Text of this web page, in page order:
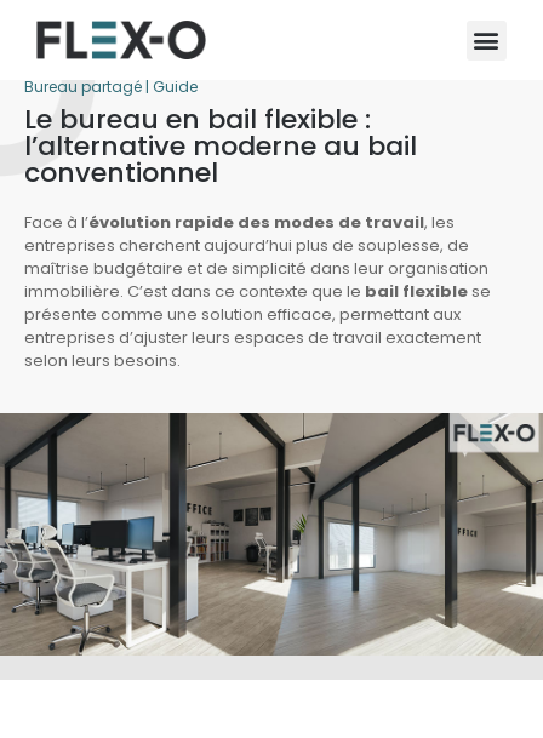
Bureau partagé| Guide
Le bureau en bail flexible :
l’alternative moderne au bail
conventionnel
Face à l’évolution rapide des modes de travail, les
entreprises cherchent aujourd’hui plus de souplesse, de
maîtrise budgétaire et de simplicité dans leur organisation
immobilière. C’est dans ce contexte que le bail flexible se
présente comme une solution efficace, permettant aux
entreprises d’ajuster leurs espaces de travail exactement
selon leurs besoins.